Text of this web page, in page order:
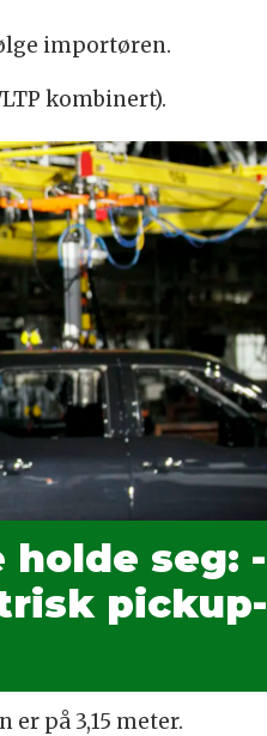
importøren.
kombinert).
seg: -
pickup-
er på 3,15 meter.